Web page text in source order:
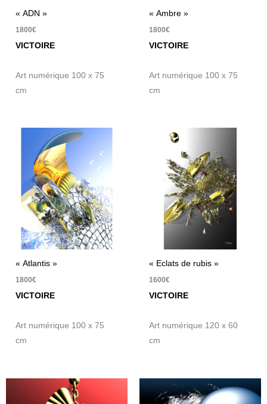
« ADN »
1800€
VICTOIRE
Art numérique 100 x 75
cm
« Ambre »
1800€
VICTOIRE
Art numérique 100 x 75
cm
« Atlantis »
1800€
VICTOIRE
Art numérique 100 x 75
cm
« Eclats de rubis »
1600€
VICTOIRE
Art numérique 120 x 60
cm